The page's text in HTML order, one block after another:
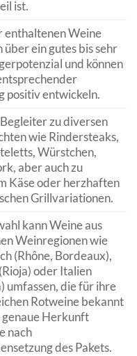
ist.
enthaltenen Weine
ein gutes bis sehr
und können
positiv entwickeln.
zu diversen
wie Rindersteaks,
Würstchen,
aber auch zu
Käse oder herzhaften
Grillvariationen.
kann Weine aus
Weinregionen wie
(Rhône, Bordeaux),
oder Italien
umfassen, die für ihre
Rotweine bekannt
genaue Herkunft
nach
des Pakets.